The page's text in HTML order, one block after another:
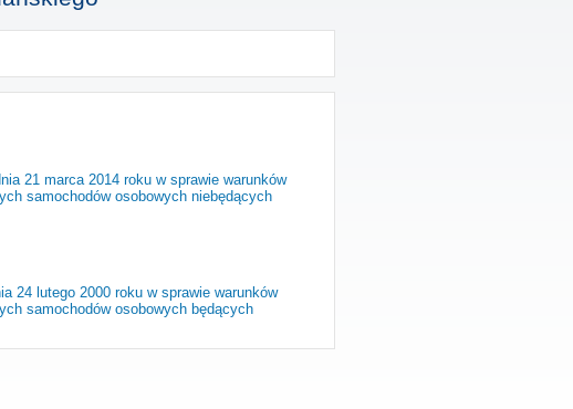
21 marca 2014 roku w sprawie warunków
samochodów osobowych niebędących
24 lutego 2000 roku w sprawie warunków
samochodów osobowych będących